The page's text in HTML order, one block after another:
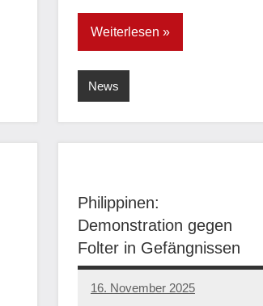
Weiterlesen
News
Philippinen:
Demonstration gegen
Folter in Gefängnissen
16. November 2025
network